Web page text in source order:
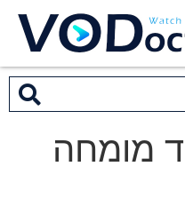
מומחה